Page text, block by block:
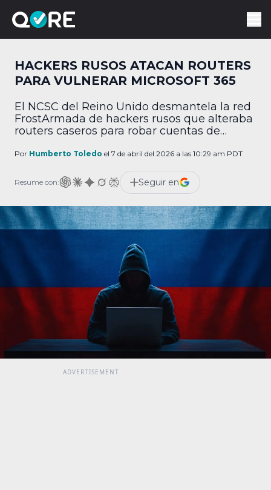
HACKERS RUSOS ATACAN ROUTERS
PARA VULNERAR MICROSOFT 365
El NCSC del Reino Unido desmantela la red
FrostArmada de hackers rusos que alteraba
routers caseros para robar cuentas de
Por Humberto Toledo el 7 de abril del 2026 a las 10:29 am PDT
Resume con: Seguir en